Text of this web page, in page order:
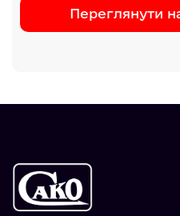
Переглянути